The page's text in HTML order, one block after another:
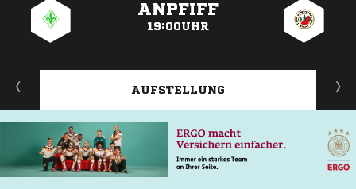
ANPFIFF
19:00UHR
AUFSTELLUNG